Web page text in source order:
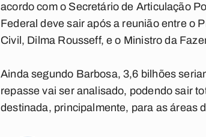
acordo com o Secretário de Articulação
Federal deve sair após a reunião entre o
Civil, Dilma Rousseff, e o Ministro da
Ainda segundo Barbosa, 3,6 bilhões
repasse vai ser analisado, podendo sair
destinada, principalmente, para as áreas